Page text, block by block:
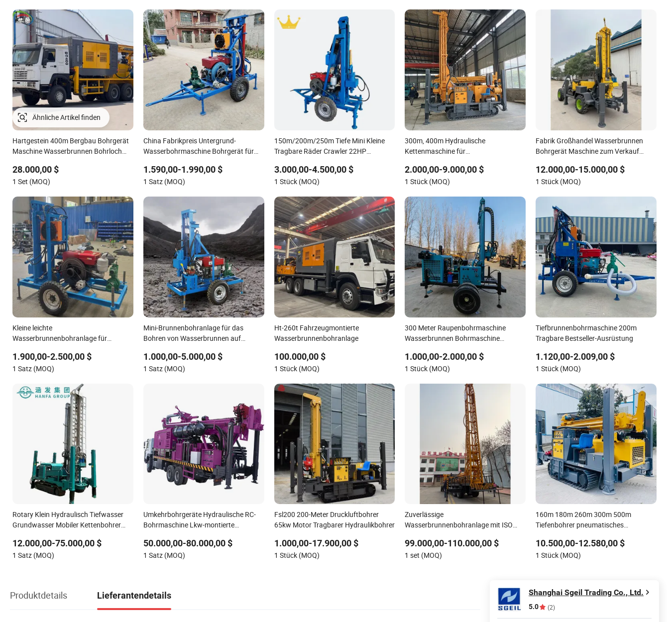
Hartgestein 400m Bergbau Bohrgerät
Maschine Wasserbrunnen Bohrloch
28.000,00 $
1 Set (MOQ)
China Fabrikpreis Untergrund-
Wasserbohrmaschine Bohrgerät für
1.590,00-1.990,00 $
1 Satz (MOQ)
150m/200m/250m Tiefe Mini Kleine
Tragbare Räder Crawler 22HP
Wasserbrunnen-Bohrgerät für
ländliche Trinkwasser
3.000,00-4.500,00 $
1 Stück (MOQ)
300m, 400m Hydraulische
Kettenmaschine für
2.000,00-9.000,00 $
1 Stück (MOQ)
Fabrik Großhandel Wasserbrunnen
Bohrgerät Maschine zum Verkauf
12.000,00-15.000,00 $
1 Stück (MOQ)
Kleine leichte
Wasserbrunnenbohranlage für
Landwirtschaftsbaustellen
1.900,00-2.500,00 $
1 Satz (MOQ)
Mini-Brunnenbohranlage für das
Bohren von Wasserbrunnen auf
kostengünstig, Ein-Personen-Betrieb,
flache Bohrungen
1.000,00-5.000,00 $
1 Satz (MOQ)
Ht-260t Fahrzeugmontierte
Wasserbrunnenbohranlage
100.000,00 $
1 Stück (MOQ)
300 Meter Raupenbohrmaschine
Wasserbrunnen Bohrmaschine
Bohrmaschine Fabrikpreis
1.000,00-2.000,00 $
1 Stück (MOQ)
Tiefbrunnenbohrmaschine 200m
Tragbare Bestseller-Ausrüstung
1.120,00-2.009,00 $
1 Stück (MOQ)
Rotary Klein Hydraulisch Tiefwasser
Grundwasser Mobiler Kettenbohrer
Wasserbrunnen Bohrgerät
12.000,00-75.000,00 $
1 Satz (MOQ)
Umkehrbohrgeräte Hydraulische RC-
Bohrmaschine Lkw-montierte
50.000,00-80.000,00 $
1 Satz (MOQ)
Fsl200 200-Meter Druckluftbohrer
65kw Motor Tragbarer Hydraulikbohrer
1.000,00-17.900,00 $
1 Stück (MOQ)
Zuverlässige
Wasserbrunnenbohranlage mit ISO
99.000,00-110.000,00 $
1 set (MOQ)
160m 180m 260m 300m 500m
Tiefenbohrer pneumatisches
Wasserbrunnenbohrmaschine für
Felsgebirgsbergbaugebiet
10.500,00-12.580,00 $
1 Stück (MOQ)
Produktdetails Lieferantendetails Shanghai Sgeil Trading Co., Ltd.
5.0 (2)